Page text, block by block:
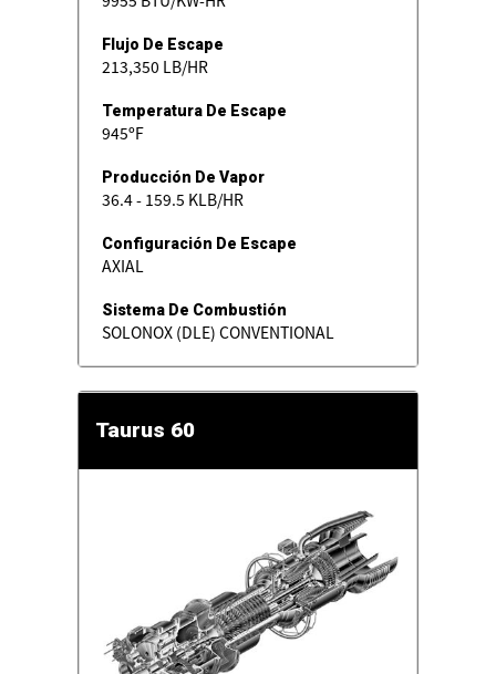
Flujo De Escape
213,350 LB/HR
Temperatura De Escape
945ºF
Producción De Vapor
36.4 - 159.5 KLB/HR
Configuración De Escape
AXIAL
Sistema De Combustión
SOLONOX (DLE) CONVENTIONAL
Taurus 60